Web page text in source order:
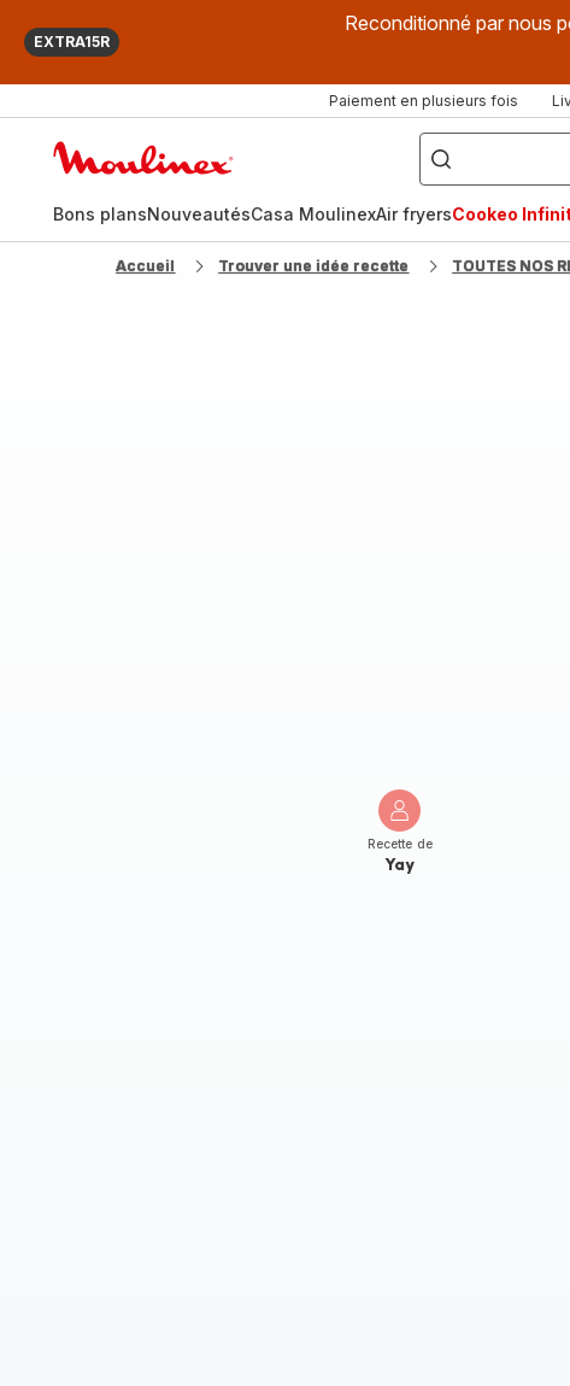
EXTRA15R
Reconditionné par nous
Paiement en plusieurs fois
["Que
recherchez-
vous
?",
fryer",
"Companion"]
Bons plansNouveautésCasa MoulinexAir fryersCookeo
Accueil Trouver une idée recette TOUTES NOS
Recette de
Yay